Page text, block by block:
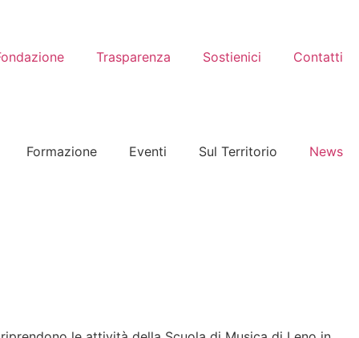
Trasparenza Sostienici Contatti
Formazione Eventi Sul Territorio News